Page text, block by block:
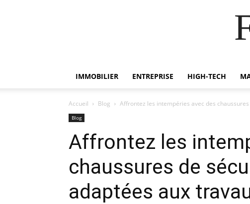
IMMOBILIER ENTREPRISE HIGH-TECH
Accueil Blog Affrontez les intempéries avec des
Blog
Affrontez les
chaussures de
adaptées aux